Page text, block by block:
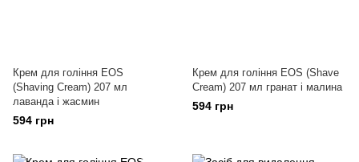
Крем для гоління EOS
(Shaving Cream) 207 мл
лаванда і жасмин
594 грн
Крем для гоління EOS (Shave
Cream) 207 мл гранат і малина
594 грн